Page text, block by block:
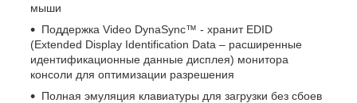
мыши
Поддержка Video DynaSync™ - хранит EDID
(Extended Display Identification Data – расширенные
идентификационные данные дисплея) монитора
консоли для оптимизации разрешения
Полная эмуляция клавиатуры для загрузки без сбоев